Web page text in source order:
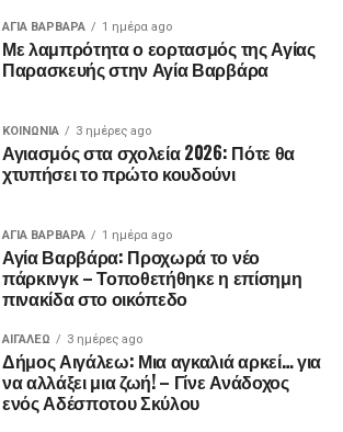
ΑΓΙΑ ΒΑΡΒΑΡΑ 1 ημέρα ago
Με λαμπρότητα ο εορτασμός της Αγίας
Παρασκευής στην Αγία Βαρβάρα
ΚΟΙΝΩΝΊΑ 3 ημέρες ago
Αγιασμός στα σχολεία 2026: Πότε θα
χτυπήσει το πρώτο κουδούνι
ΑΓΙΑ ΒΑΡΒΑΡΑ 1 ημέρα ago
Αγία Βαρβάρα: Προχωρά το νέο
πάρκινγκ – Τοποθετήθηκε η επίσημη
πινακίδα στο οικόπεδο
ΑΙΓΑΛΕΩ 3 ημέρες ago
Δήμος Αιγάλεω: Μια αγκαλιά αρκεί… για
να αλλάξει μια ζωή! – Γίνε Ανάδοχος
ενός Αδέσποτου Σκύλου